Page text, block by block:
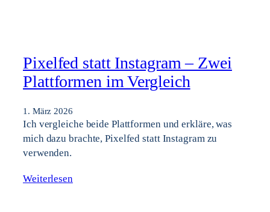
Pixelfed statt Instagram – Zwei
Plattformen im Vergleich
1. März 2026
Ich vergleiche beide Plattformen und erkläre, was
mich dazu brachte, Pixelfed statt Instagram zu
verwenden.
Weiterlesen